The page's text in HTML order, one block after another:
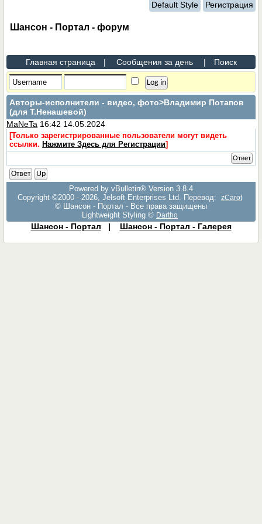
Default Style Регистрация
Шансон - Портал - форум
Главная страница | Сообщения за день | Поиск
Авторы-исполнители - видео, фото>Владимир Потапов
(для Т.Ненашевой)
MaNeTa 16:42 14.05.2024
[Только зарегистрированные пользователи могут видеть
ссылки. Нажмите Здесь для Регистрации]
Ответ
Ответ
Up
Powered by vBulletin® Version 3.8.4
Copyright ©2000 - 2026, Jelsoft Enterprises Ltd. Перевод:
zCarot
© Шансон - Портал - Все права защищены
Lightweight Styling © Dartho
Шансон - Портал | Шансон - Портал - Галерея